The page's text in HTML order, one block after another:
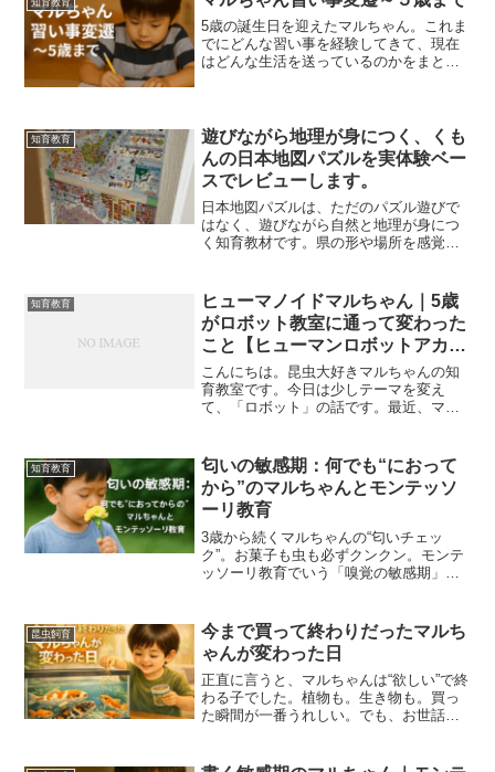
知育教育
5歳の誕生日を迎えたマルちゃん。これま
でにどんな習い事を経験してきて、現在
はどんな生活を送っているのかをまとめ
日の遊びや体験活動につい...
知育教育
遊びながら地理が身につく、くも
んの日本地図パズルを実体験ベー
スでレビューします。
日本地図パズルは、ただのパズル遊びで
はなく、遊びながら自然と地理が身につ
く知育教材です。県の形や場所を感覚的
スを手で触って「形」で県を覚えるリビ
ングの大きな日本地図とセ...
知育教育
ヒューマノイドマルちゃん｜5歳
がロボット教室に通って変わった
こと【ヒューマンロボットアカデ
ミー体験】
こんにちは。昆虫大好きマルちゃんの知
育教室です。今日は少しテーマを変え
て、「ロボット」の話です。最近、マル
うに歩いたり、手を動かしたりするロボ
ットに、完全に心をつかまれ...
知育教育
匂いの敏感期：何でも“におって
から”のマルちゃんとモンテッソ
ーリ教育
3歳から続くマルちゃんの“匂いチェッ
ク”。お菓子も虫も必ずクンクン。モンテ
ッソーリ教育でいう「嗅覚の敏感期」を
ってから行動するようになりました。お
菓子を食べる前も、虫...
昆虫飼育
今まで買って終わりだったマルち
ゃんが変わった日
正直に言うと、マルちゃんは“欲しい”で終
わる子でした。植物も。生き物も。買っ
た瞬間が一番うれしい。でも、お世話は
魚池の前に立ったときのこと。鯉と金魚